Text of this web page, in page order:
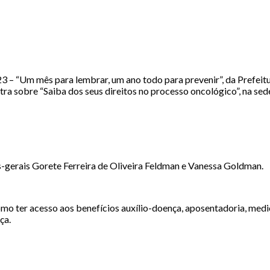
“Um mês para lembrar, um ano todo para prevenir”, da
sobre “Saiba dos seus direitos no processo oncológico”, na
Gorete Ferreira de Oliveira Feldman e Vanessa Goldman.
ter acesso aos benefícios auxílio-doença, aposentadoria,